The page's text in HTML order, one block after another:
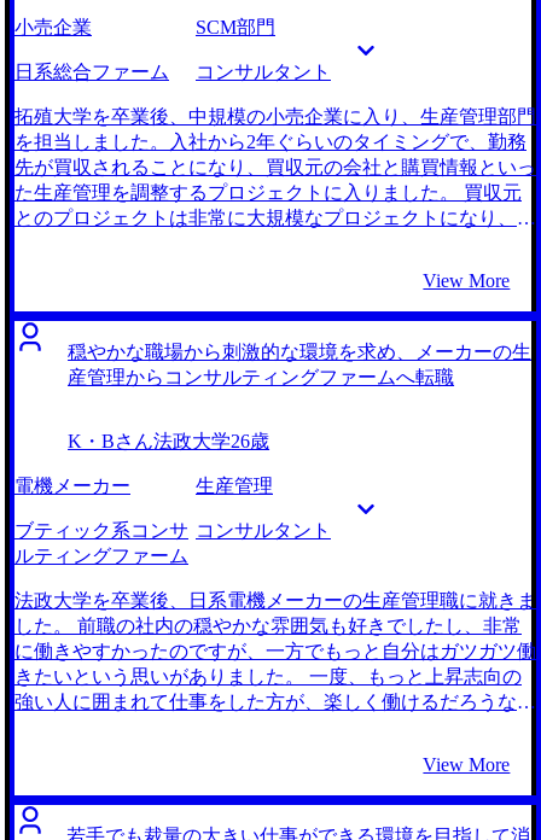
ートができるコンサルティング業界に興味を持ちました。
特に、前職での海外経験を活かせるような海外戦略案件に関
わることができるファームに入りたいと思いました。 大手
転職エージェントとMyVisionさんの2社と話をしました。
MyVisionさんを選んだ理由は、他社と比べても圧倒的にコン
サルティング業界に精通していると感じたからです。 私
は、海外案件を希望していたので海外展開をしている外資系
ファームを当初志望していました。しかし、面談の中で、外
資系ファームの場合、海外案件であっても現地のコンサルタ
とお話ししなければ、自分の志向と異なるファームに転職し
ていただろうと不安を感じ、MyVisionさんにお任せすること
にしました。 MyVisionさんのサービスでは、面接対策が印
象に残っています。海外営業の経験をどのようにコンサルテ
ィング業務に結びつけて説明するか、論理的に伝えるための
く言語化することが難しく感じましたが、マンツーマンで繰
を伝えることができました。 ケース面接を徹底できたこと
が良かったです。前職の都合であまり模擬面接の回数を重ね
ることはできませんでしたが、正木さんから個別のフィード
バックを毎度いただけたおかげで、自力での復習や演習も効
果的に行うことができました。 海外での転職活動だったた
め、日々の業務との両立が大変でした。面接も深夜になるこ
とがあり、スケジュール管理を徹底しておければと感じるこ
ともありました。 転職前は年収900万円、転職後は年収950
万円になりました。
小売企業 SCM部門
日系総合ファーム コンサルタント
拓殖大学を卒業後、中規模の小売企業に入り、生産管理部門
を担当しました。入社から2年ぐらいのタイミングで、勤務
先が買収されることになり、買収元の会社と購買情報といっ
た生産管理を調整するプロジェクトに入りました。 買収元
とのプロジェクトは非常に大規模なプロジェクトになり、そ
刺激的な毎日だったので、どうにか似たようなプロジェクト
に携わりたいという思いから転職を検討し始めました。 先
進的なSCMの現場で働きたいと思った際に、SCMに強いコ
ンサルティングファームが自然と選択肢に入りました。 フ
だいた時に、買収された企業のSCMの改善はまさに自分が
やってきたこととマッチしていると思い、とても魅力的に思
ったことがきっかけです。 2社です。 元々大手のエージェン
トを使っていたのですが、SCMに関するコンサルタント求
人というオーダーで依頼をしても、全然関係のないコンサル
しました。 一方で、MyVisionさんにお話を伺うと大手エー
ジェントの際に起きてしまったようなことは全くなく、私の
希望に沿った求人を数多く紹介していただいたので、信頼で
きると感じて利用を決めました。 自分のニーズにあったフ
ァームをどれだけ紹介してくれるかという部分に期待してい
乖離のない求人紹介を頂けたと思います。 SCM関連のコン
サルタントになりたいという目標を達成できたことです。年
収も大幅にアップして、さらにやりたいことができる環境に
View More
穏やかな職場から刺激的な環境を求め、メーカーの生
産管理からコンサルティングファームへ転職
K・Bさん法政大学26歳
電機メーカー 生産管理
ブティック系コンサ
ルティングファーム
コンサルタント
法政大学を卒業後、日系電機メーカーの生産管理職に就きま
した。 前職の社内の穏やかな雰囲気も好きでしたし、非常
に働きやすかったのですが、一方でもっと自分はガツガツ働
きたいという思いがありました。 一度、もっと上昇志向の
強い人に囲まれて仕事をした方が、楽しく働けるだろうなと
の守備範囲を広げたいと考えました。 未経験から幅広い経
験ができるポジションかつ、ストイックに働ける環境を探し
ていました。製造業でストイックに働けるイメージの強い営
View More